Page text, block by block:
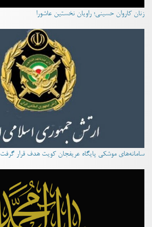
زنان کاروان حسینی؛ راویان نخستین عاشورا
سامانه‌های موشکی پایگاه عریفجان کویت هدف قرار گرفت